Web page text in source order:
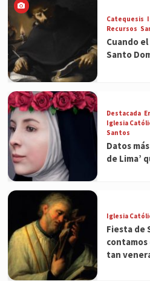
Catequesis
Recursos
Cuando
Santo
Destacada
Iglesia
Santos
Datos
de Lima’
Iglesia
Fiesta de
contamos
tan